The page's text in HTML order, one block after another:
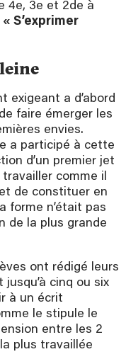
4e, 3e et 2de à
« S’exprimer
exigeant a d’abord
faire émerger les
envies.
a participé à cette
d’un premier jet
comme il
de constituer en
forme n’était pas
de la plus grande
ont rédigé leurs
cinq ou six
à un écrit
le stipule le
entre les 2
plus travaillée